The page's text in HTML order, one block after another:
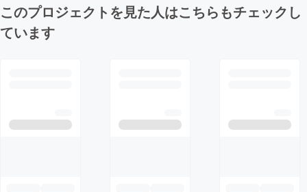
このプロジェクトを見た人はこちらもチェックし
ています